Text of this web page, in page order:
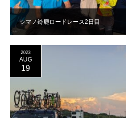
シマノ鈴鹿ロードレース2日目
2023
AUG
19